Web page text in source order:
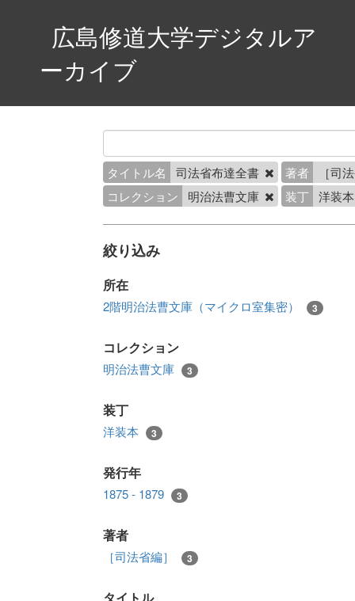
広島修道大学デジタルア
ーカイブ
タイトル名 司法省布達全書 著者
［司
コレクション
明治法曹文庫 装丁 洋装
絞り込み
所在
2階明治法曹文庫（マイクロ室集密） 3
コレクション
明治法曹文庫 3
装丁
洋装本 3
発行年
1875 - 1879 3
著者
［司法省編］ 3